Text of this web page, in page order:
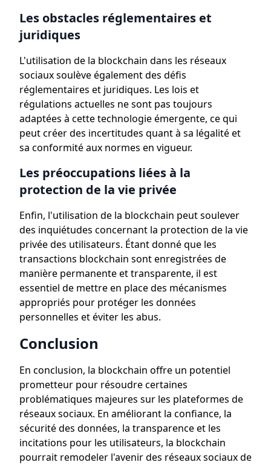
Les obstacles réglementaires et
juridiques
L'utilisation de la blockchain dans les réseaux
sociaux soulève également des défis
réglementaires et juridiques. Les lois et
régulations actuelles ne sont pas toujours
adaptées à cette technologie émergente, ce qui
peut créer des incertitudes quant à sa légalité et
sa conformité aux normes en vigueur.
Les préoccupations liées à la
protection de la vie privée
Enfin, l'utilisation de la blockchain peut soulever
des inquiétudes concernant la protection de la vie
privée des utilisateurs. Étant donné que les
transactions blockchain sont enregistrées de
manière permanente et transparente, il est
essentiel de mettre en place des mécanismes
appropriés pour protéger les données
personnelles et éviter les abus.
Conclusion
En conclusion, la blockchain offre un potentiel
prometteur pour résoudre certaines
problématiques majeures sur les plateformes de
réseaux sociaux. En améliorant la confiance, la
sécurité des données, la transparence et les
incitations pour les utilisateurs, la blockchain
pourrait remodeler l'avenir des réseaux sociaux de